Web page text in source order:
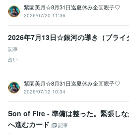
紫園美月☆8月31日迄夏休み企画親子♡
2026/07/20 11:36
2026年7月13日☆銀河の導き（ブライ
記事
占い
紫園美月☆8月31日迄夏休み企画親子♡
2026/07/12 10:34
Son of Fire - 準備は整った。緊張し
へ進むカード
記事